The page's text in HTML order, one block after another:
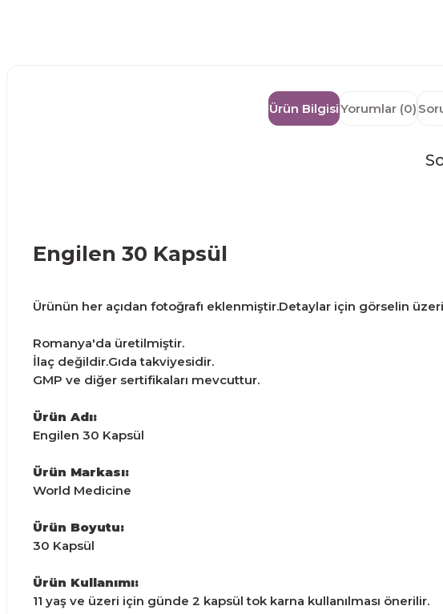
Ürün BilgisiYorumlar (0)
Engilen 30 Kapsül
Ürünün her açıdan fotoğrafı eklenmiştir.Detaylar için görselin
Romanya'da üretilmiştir.
İlaç değildir.Gıda takviyesidir.
GMP ve diğer sertifikaları mevcuttur.
Ürün Adı:
Engilen 30 Kapsül
Ürün Markası:
World Medicine
Ürün Boyutu:
30 Kapsül
Ürün Kullanımı:
11 yaş ve üzeri için günde 2 kapsül tok karna kullanılması önerilir.